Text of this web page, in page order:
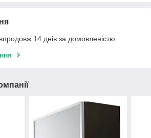
14 днів за домовленістю